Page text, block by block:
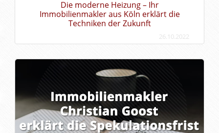
Die moderne Heizung – Ihr
Immobilienmakler aus Köln erklärt die
Techniken der Zukunft
26.10.2022